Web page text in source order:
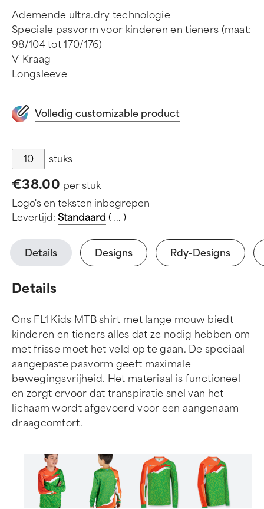
Ademende ultra.dry technologie
Speciale pasvorm voor kinderen en tieners (maat:
98/104 tot 170/176)
V-Kraag
Longsleeve
Volledig customizable product
stuks
€38.00 per stuk
Logo's en teksten inbegrepen
Levertijd: Standaard ( ... )
Details Designs Rdy-Designs
Details
Ons FL1 Kids MTB shirt met lange mouw biedt
kinderen en tieners alles dat ze nodig hebben om
met frisse moet het veld op te gaan. De speciaal
aangepaste pasvorm geeft maximale
bewegingsvrijheid. Het materiaal is functioneel
en zorgt ervoor dat transpiratie snel van het
lichaam wordt afgevoerd voor een aangenaam
draagcomfort.